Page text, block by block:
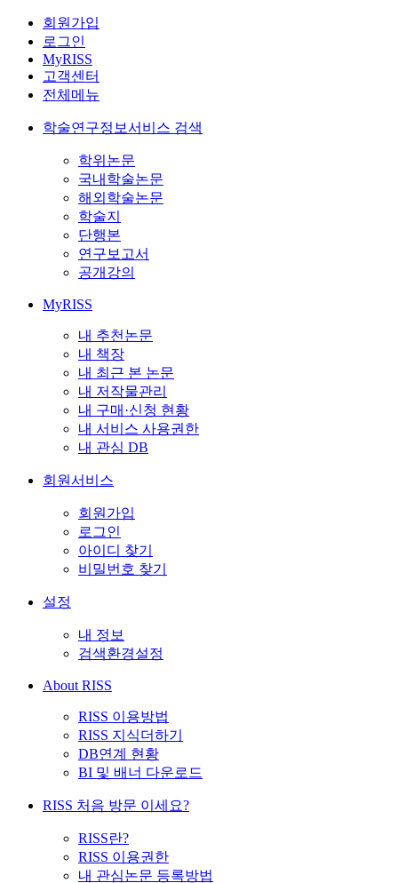
회원가입
로그인
MyRISS
고객센터
전체메뉴
학술연구정보서비스 검색
학위논문
국내학술논문
해외학술논문
학술지
단행본
연구보고서
공개강의
MyRISS
내 추천논문
내 책장
내 최근 본 논문
내 저작물관리
내 구매·신청 현황
내 서비스 사용권한
내 관심 DB
회원서비스
회원가입
로그인
아이디 찾기
비밀번호 찾기
설정
내 정보
검색환경설정
About RISS
RISS 이용방법
RISS 지식더하기
DB연계 현황
BI 및 배너 다운로드
RISS 처음 방문 이세요?
RISS란?
RISS 이용권한
내 관심논문 등록방법